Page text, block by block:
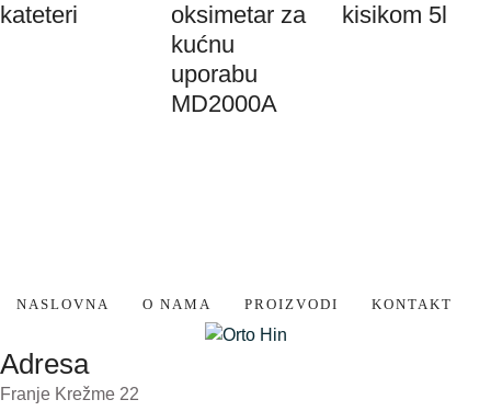
kateteri
oksimetar za
kućnu
uporabu
MD2000A
kisikom 5l
NASLOVNA O NAMA PROIZVODI KONTAKT
Adresa
Franje Krežme 22